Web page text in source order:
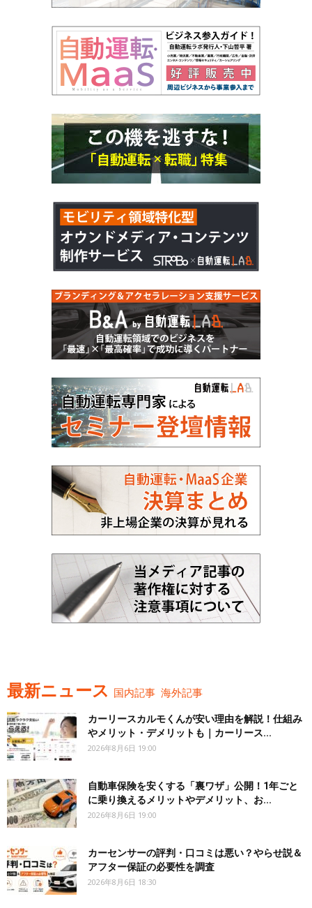
最新ニュース 国内記事 海外記事
カーリースカルモくんが安い理由を解説！仕組み
やメリット・デメリットも｜カーリース...
2026年8月6日 19:00
自動車保険を安くする「裏ワザ」公開！1年ごと
に乗り換えるメリットやデメリット、お...
2026年8月6日 19:00
カーセンサーの評判・口コミは悪い？やらせ説＆
アフター保証の必要性を調査
2026年8月6日 18:30